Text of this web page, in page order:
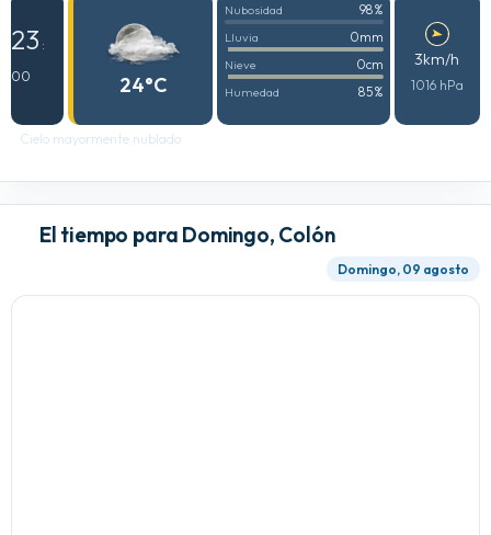
23 :
00
24°C
Nubosidad 98%
Lluvia 0mm
Nieve 0cm
Humedad 85%
3km/h
1016 hPa
Cielo mayormente nublado
El tiempo para Domingo, Colón
Domingo, 09 agosto